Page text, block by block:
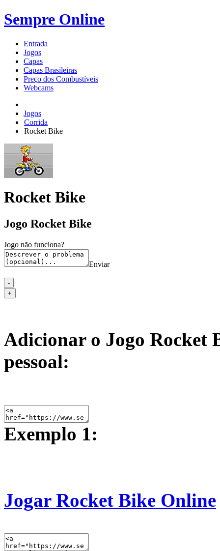
Sempre Online
Entrada
Jogos
Capas
Capas Brasileiras
Preço dos Combustíveis
Webcams
Jogos
Corrida
Rocket Bike
Rocket Bike
Jogo Rocket Bike
Jogo não funciona?
Enviar
Adicionar o Jogo Rocket
pessoal:
Exemplo 1:
Jogar Rocket Bike Online